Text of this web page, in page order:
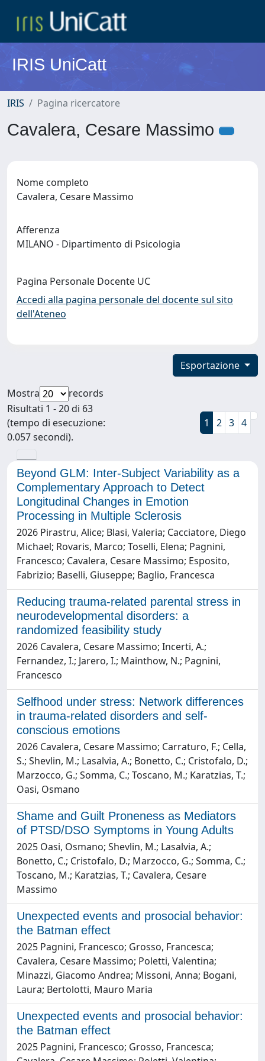
IRIS UniCatt
IRIS Pagina ricercatore
Cavalera, Cesare Massimo
Nome completo
Cavalera, Cesare Massimo
Afferenza
MILANO - Dipartimento di Psicologia
Pagina Personale Docente UC
Accedi alla pagina personale del docente sul sito
dell'Ateneo
Esportazione
Mostra
records
Risultati 1 - 20 di 63
(tempo di esecuzione:
0.057 secondi).
1 2 3 4
Beyond GLM: Inter-Subject Variability as a
Complementary Approach to Detect
Longitudinal Changes in Emotion
Processing in Multiple Sclerosis
2026 Pirastru, Alice; Blasi, Valeria; Cacciatore, Diego
Michael; Rovaris, Marco; Toselli, Elena; Pagnini,
Francesco; Cavalera, Cesare Massimo; Esposito,
Fabrizio; Baselli, Giuseppe; Baglio, Francesca
Reducing trauma-related parental stress in
neurodevelopmental disorders: a
randomized feasibility study
2026 Cavalera, Cesare Massimo; Incerti, A.;
Fernandez, I.; Jarero, I.; Mainthow, N.; Pagnini,
Francesco
Selfhood under stress: Network differences
in trauma-related disorders and self-
conscious emotions
2026 Cavalera, Cesare Massimo; Carraturo, F.; Cella,
S.; Shevlin, M.; Lasalvia, A.; Bonetto, C.; Cristofalo, D.;
Marzocco, G.; Somma, C.; Toscano, M.; Karatzias, T.;
Oasi, Osmano
Shame and Guilt Proneness as Mediators
of PTSD/DSO Symptoms in Young Adults
2025 Oasi, Osmano; Shevlin, M.; Lasalvia, A.;
Bonetto, C.; Cristofalo, D.; Marzocco, G.; Somma, C.;
Toscano, M.; Karatzias, T.; Cavalera, Cesare
Massimo
Unexpected events and prosocial behavior:
the Batman effect
2025 Pagnini, Francesco; Grosso, Francesca;
Cavalera, Cesare Massimo; Poletti, Valentina;
Minazzi, Giacomo Andrea; Missoni, Anna; Bogani,
Laura; Bertolotti, Mauro Maria
Unexpected events and prosocial behavior:
the Batman effect
2025 Pagnini, Francesco; Grosso, Francesca;